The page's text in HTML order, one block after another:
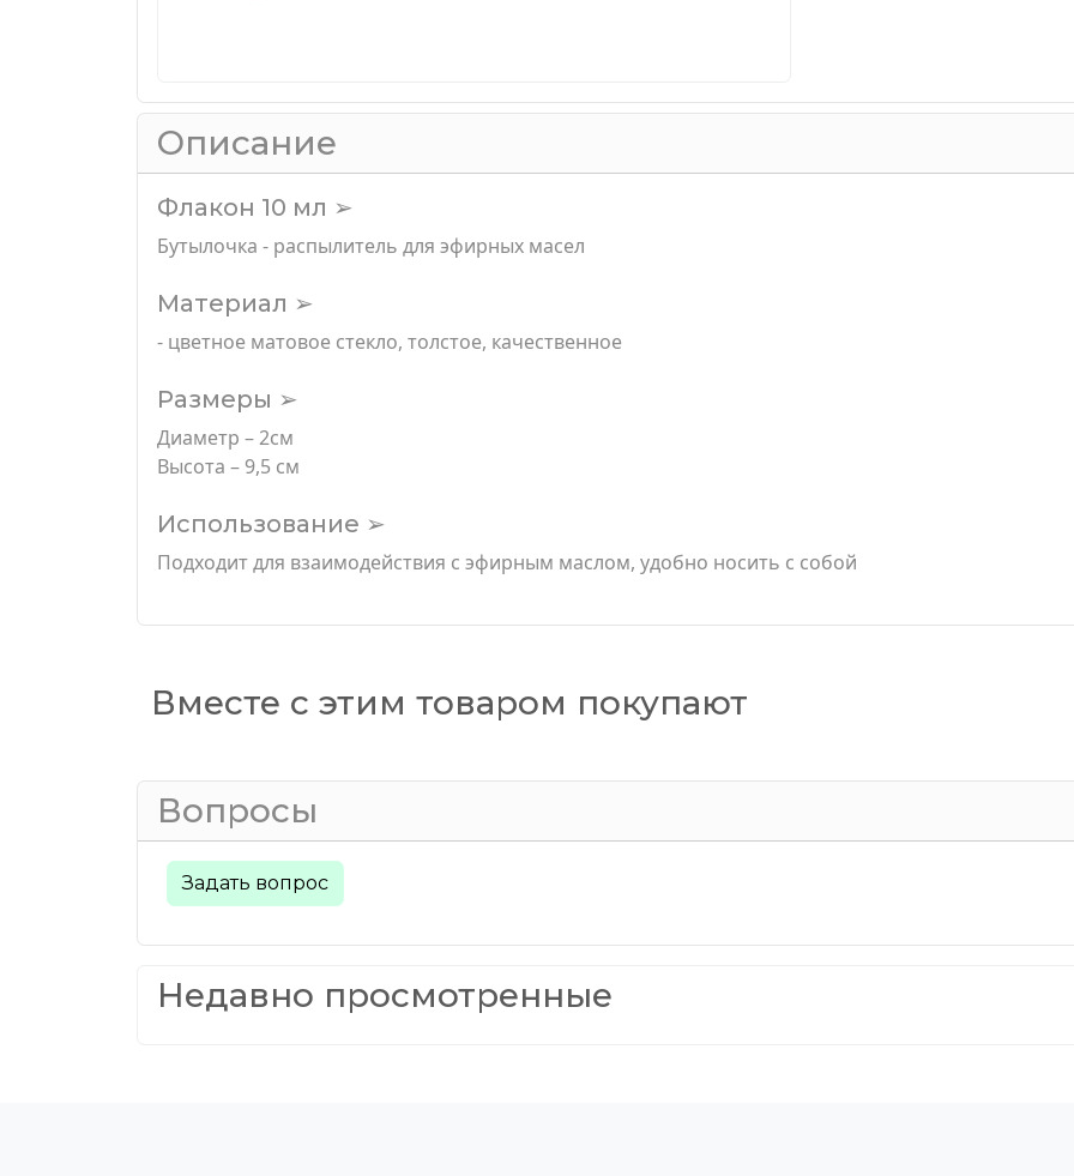
Описание
Флакон 10 мл ➢
Бутылочка - распылитель для эфирных масел
Материал ➢
- цветное матовое стекло, толстое, качественное
Размеры ➢
Диаметр – 2см
Высота – 9,5 см
Использование ➢
Подходит для взаимодействия с эфирным маслом, удобно носить с собой
Вместе с этим товаром покупают
Вопросы
Задать вопрос
Недавно просмотренные